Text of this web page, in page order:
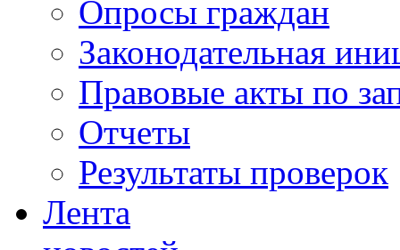
Опросы граждан
Законодательная
Правовые акты по
Отчеты
Результаты проверок
Лента